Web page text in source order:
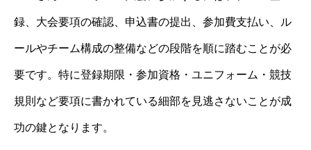
録、大会要項の確認、申込書の提出、参加費支払い、ル
ールやチーム構成の整備などの段階を順に踏むことが必
要です。特に登録期限・参加資格・ユニフォーム・競技
規則など要項に書かれている細部を見逃さないことが成
功の鍵となります。